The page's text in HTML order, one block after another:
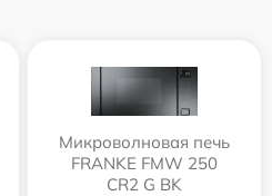
Микроволновая печь
FRANKE FMW 250
CR2 G BK